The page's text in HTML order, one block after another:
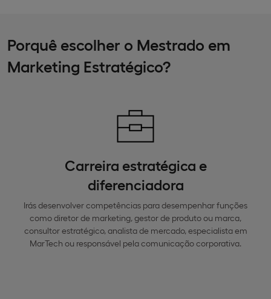
Porquê escolher o Mestrado em
Marketing Estratégico?
Carreira estratégica e
diferenciadora
Irás desenvolver competências para desempenhar funções
como diretor de marketing, gestor de produto ou marca,
consultor estratégico, analista de mercado, especialista em
MarTech ou responsável pela comunicação corporativa.